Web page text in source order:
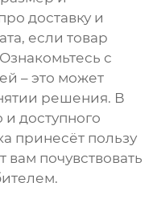
доставку и
если товар
с
– это может
решения. В
и доступного
принесёт пользу
почувствовать